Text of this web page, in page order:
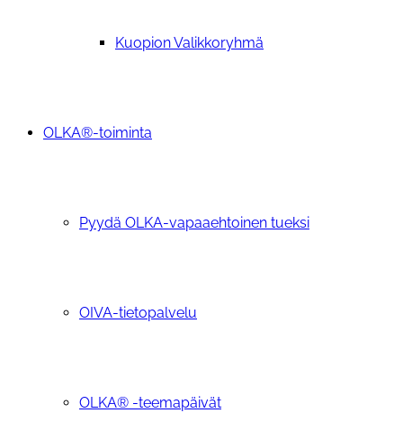
Kuopion Valikkoryhmä
OLKA®-toiminta
Pyydä OLKA-vapaaehtoinen tueksi
OIVA-tietopalvelu
OLKA® -teemapäivät